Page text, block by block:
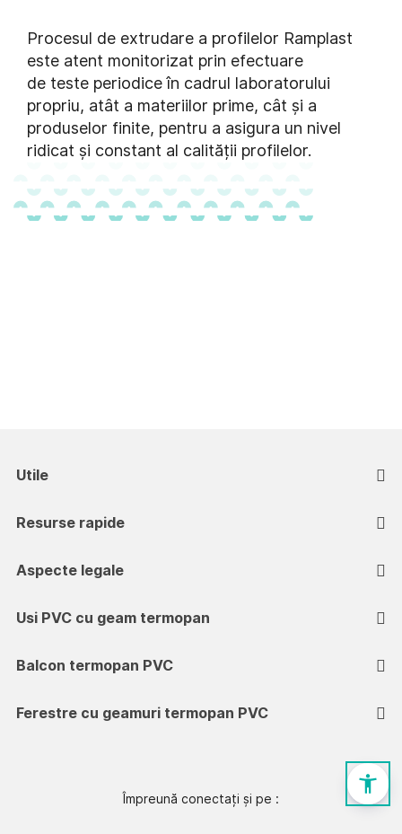
Procesul de extrudare a profilelor Ramplast
este atent monitorizat prin efectuare
de teste periodice în cadrul laboratorului
propriu, atât a materiilor prime, cât și a
produselor finite, pentru a asigura un nivel
ridicat și constant al calității profilelor.
Utile
Resurse rapide
Aspecte legale
Usi PVC cu geam termopan
Balcon termopan PVC
Ferestre cu geamuri termopan PVC
Împreună conectați și pe :